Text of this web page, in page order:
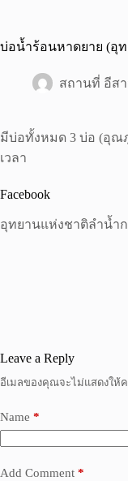
บ่อน้ำร้อนหาดยาย (อุ
สถานที่ อีส
มีบ่อทั้งหมด 3 บ่อ (อุณ
เวลา
Facebook
อุทยานแห่งชาติลำน้ำ
Leave a Reply
อีเมลของคุณจะไม่แสดงให้
Name *
Add Comment *